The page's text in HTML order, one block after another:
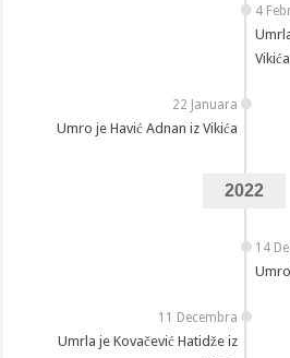
4
Vikića
22 Januara
Umro je Havić Adnan iz Vikića
2022
14
11 Decembra
Umrla je Kovačević Hatidže iz